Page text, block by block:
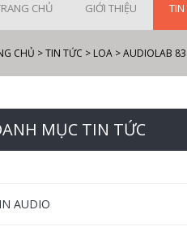
CHỦ GIỚI THIỆU
CHỦ >TIN TỨC > LOA >AUDIOLAB
MỤC TIN TỨC
AUDIO